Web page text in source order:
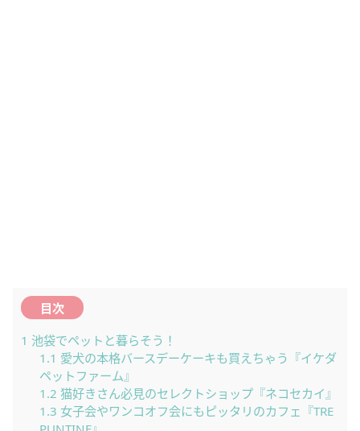
目次
1 池袋でペットと暮らそう！
1.1 愛犬の本格バースデーケーキも買えちゃう『イケダ
ペットファーム』
1.2 猫好きさん必見のセレクトショップ『ネコセカイ』
1.3 女子会やワンコオフ会にもピッタリのカフェ『TRE